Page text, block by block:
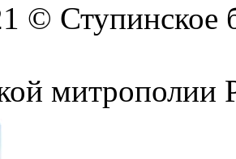
© Ступинское
митрополии